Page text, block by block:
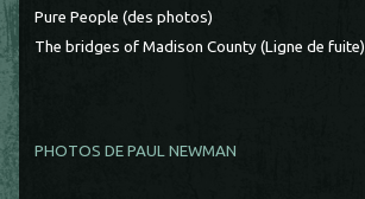
Pure People (des photos)
The bridges of Madison County (Ligne de fuite)
PHOTOS DE PAUL NEWMAN